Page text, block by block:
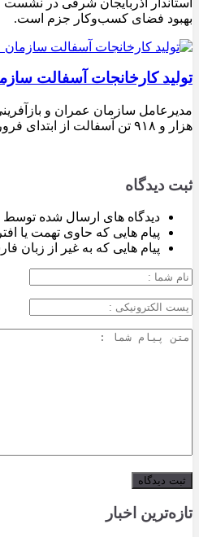
بهبود فضای کسب‌وکار جزم است.
تولید کارخانجات آسفالت سازمان عمران
هزار و ۹۱۸ تن آسفالت از ابتدای فروردین تا پایان تیرماه، بستر لازم برای تداوم اجرای پروژه‌های عمرانی، بهسازی معابر و توسعه زیرساخت‌های شهری در سطح تبریز فراهم شده است.
ثبت دیدگاه
دیدگاه های ارسال شده توسط
پیام هایی که حاوی تهمت یا
پیام هایی که به غیر از زبان
تازه‌ترین اخبار